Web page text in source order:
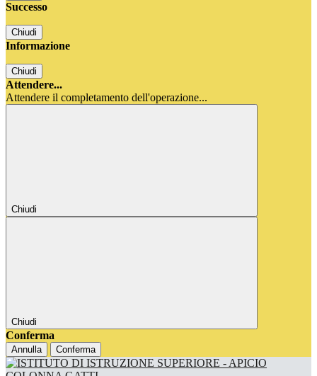
Successo
Chiudi
Informazione
Chiudi
Attendere...
Attendere il completamento dell'operazione...
Chiudi
Chiudi
Conferma
Annulla Conferma